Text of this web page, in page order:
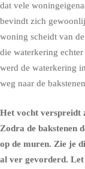
dat vele
bevindt zich
woning scheidt van
die waterkering
werd de waterkering
weg naar de
Het vocht verspreidt
Zodra de bakstenen
op de muren. Zie je
al ver gevorderd. Let